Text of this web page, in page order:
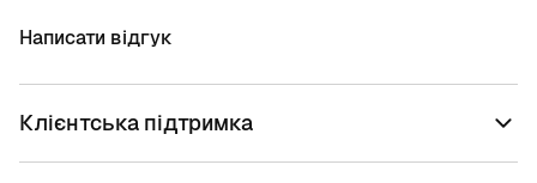
Написати відгук
Клієнтська підтримка